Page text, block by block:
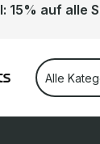
springen
15% auf alle
Alle